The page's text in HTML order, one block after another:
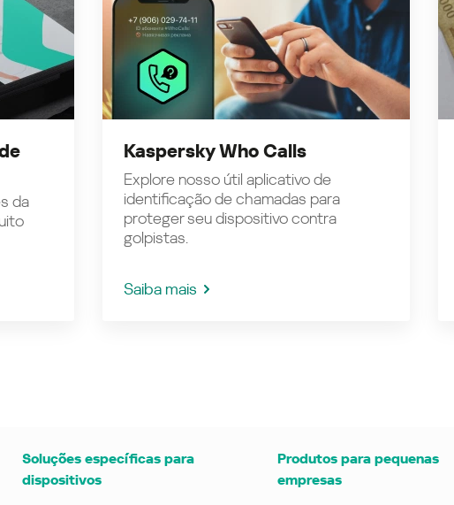
da
Kaspersky Who Calls
Explore nosso útil aplicativo de
identificação de chamadas para
proteger seu dispositivo contra
golpistas.
Saiba mais
Soluções específicas para
dispositivos
Produtos para pequenas
empresas